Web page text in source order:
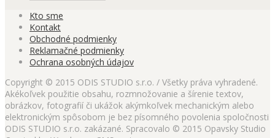
Kto sme
Kontakt
Obchodné podmienky
Reklamačné podmienky
Ochrana osobných údajov
Copyright © 2015 ODIS STUDIO s.r.o. / Všetky práva vyhradené.
Akékoľvek použitie obsahu, rozmnožovanie a šírenie textov,
obrázkov, fotografií či ukážok akýmkoľvek mechanickým alebo
elektronickým spôsobom je bez písomného povolenia spoločnosti
ODIS STUDIO s.r.o. zakázané. Spracovalo © 2015 Opavsky Studio